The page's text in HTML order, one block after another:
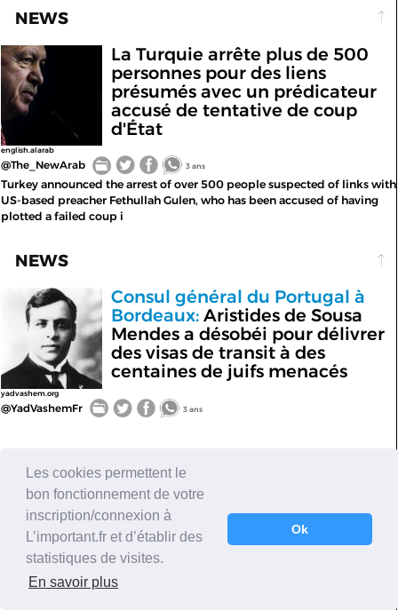
NEWS
english.alarab
La Turquie arrête plus de 500
personnes pour des liens
présumés avec un prédicateur
accusé de tentative de coup
d'État
@The_NewArab 3 ans
Turkey announced the arrest of over 500 people suspected of links with
US-based preacher Fethullah Gulen, who has been accused of having
plotted a failed coup i
NEWS
yadvashem.org
Consul général du Portugal à
Bordeaux:Aristides de Sousa
Mendes a désobéi pour délivrer
des visas de transit à des
centaines de juifs menacés
@YadVashemFr 3 ans
NEWS
Afghanistan:
les talibans
envisagent des relations
diplomatiques avec Israël
Les cookies permettent le
bon fonctionnement de votre
inscription/connexion à
L’important.fr et d’établir des
statistiques de visites.
En savoir plus
Ok